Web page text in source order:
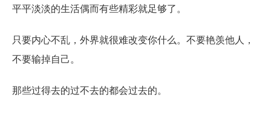
平平淡淡的生活偶而有些精彩就足够了。
只要内心不乱，外界就很难改变你什么。不要艳羡他人，
不要输掉自己。
那些过得去的过不去的都会过去的。